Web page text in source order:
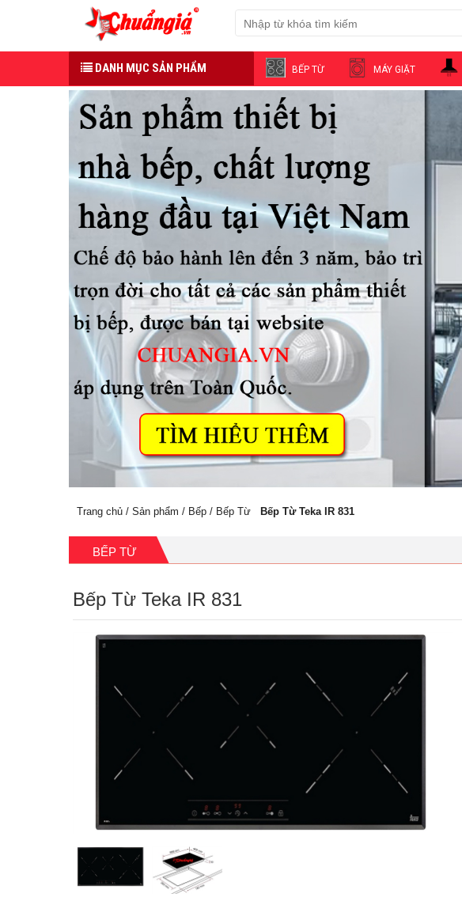
DANH MỤC SẢN PHẨM BẾP TỪ MÁY GIẶT
Trang chủ / Sản phẩm / Bếp / Bếp Từ Bếp Từ Teka IR 831
BẾP TỪ
Bếp Từ Teka IR 831